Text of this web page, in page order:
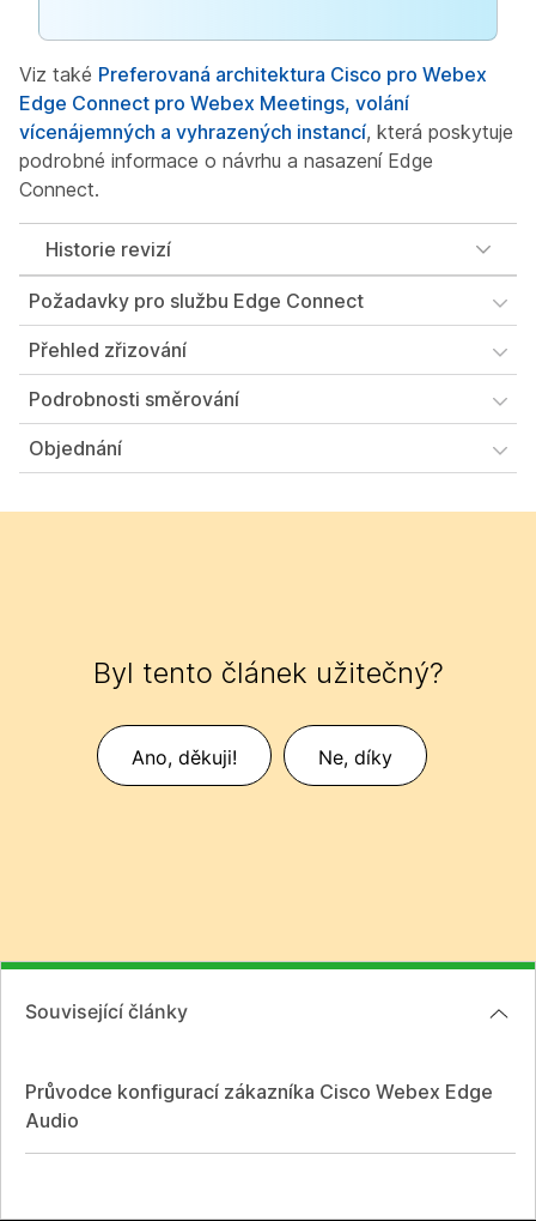
Viz také Preferovaná architektura Cisco pro Webex
Edge Connect pro Webex Meetings, volání
vícenájemných a vyhrazených instancí, která poskytuje
podrobné informace o návrhu a nasazení Edge
Connect.
Historie revizí
Požadavky pro službu Edge Connect
Přehled zřizování
Podrobnosti směrování
Objednání
Byl tento článek užitečný?
Ano, děkuji! Ne, díky
Související články
Průvodce konfigurací zákazníka Cisco Webex Edge
Audio